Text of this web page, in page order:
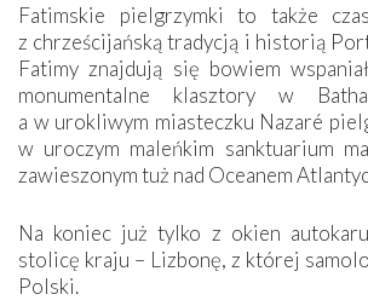
Fatimskie pielgrzymki to także
z chrześcijańską tradycją i historią
Fatimy znajdują się bowiem
monumentalne klasztory w
a w urokliwym miasteczku Nazaré
w uroczym maleńkim sanktuarium
zawieszonym tuż nad Oceanem
Na koniec już tylko z okien
stolicę kraju – Lizbonę, z której
Polski.